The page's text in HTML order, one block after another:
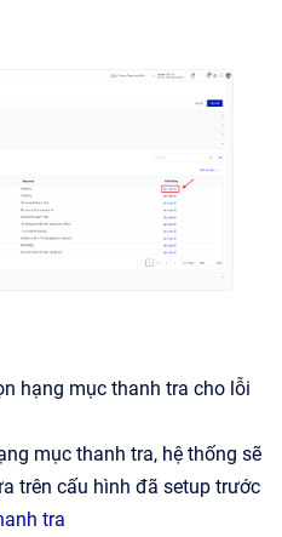
hạng mục thanh tra cho lỗi
mục thanh tra, hệ thống sẽ
trên cấu hình đã setup trước
tra